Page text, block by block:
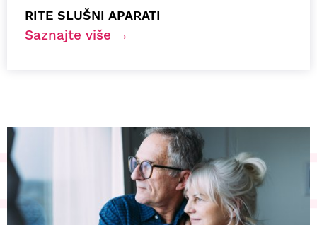
RITE SLUŠNI APARATI
Saznajte više →